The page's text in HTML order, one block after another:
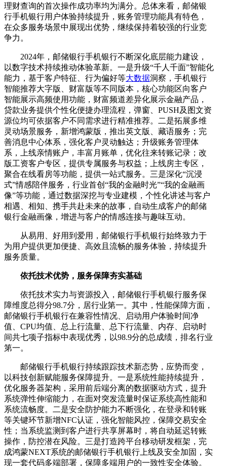
理财查询的首次操作成功率均为满分。总体来看，邮储银
行手机银行用户体验持续提升，账务管理功能具有特色，
在众多服务场景中展现出优势，继续保持着较强的行业竞
争力。
2024年，邮储银行手机银行不断深化底层能力建设，
以数字技术持续推动体验革新。一是升级“千人千面”智能化
能力，基于客户特征、行为偏好等大数据洞察，手机银行
智能推荐大字版、财富版等不同版本，核心功能区向客户
智能展示高频使用功能，财富频道差异化展示金融产品，
贷款业务提供个性化便捷办理流程，弹窗、PUSH及图文资
源位均可依据客户不同需求进行精准推荐。二是拓展多维
灵动场景服务，新增鸿蒙版，推出英文版、藏语服务；完
善消息中心体系，强化客户灵动触达；升级账务管理体
系，上线亲情账户，丰富月账单，优化往来转账记录；改
版工资客户专区，提供专属服务与权益；上线房主专区，
聚合在线看房等功能，提供一站式服务。三是深化“沉浸
式”情感陪伴服务，行业首创“我的金融时光”“我的金融画
像”等功能，通过数据深挖与专业建模，个性化讲述与客户
相遇、相知、携手共赴未来的故事，自动生成客户的邮储
银行金融画像，增进与客户的情感连接与趣味互动。
从易用、好用到爱用，邮储银行手机银行始终致力于
为用户提供更加便捷、高效且流畅的服务体验，持续提升
服务质量。
依托技术优势，服务保障夯实基础
依托技术实力与资源投入，邮储银行手机银行服务保
障维度总得分98.7分，居行业第一。其中，性能保障方面，
邮储银行手机银行在兼容性情况、启动用户体验时间净
值、CPU均值、总上行流量、总下行流量、内存、启动时
间共七项子指标中表现优秀，以98.9分的总成绩，排名行业
第一。
邮储银行手机银行持续跟踪技术新态势，应势而变，
以科技创新赋能服务保障提升。一是系统性能持续提升，
优化服务器架构，采用前后端分离的数据驱动方式，提升
系统弹性伸缩能力，在面对突发流量时保证系统高性能和
系统流畅度。二是安全防护能力不断强化，在登录和转账
等关键环节新增NFC认证，强化智能风控，保障交易安全
性；当系统监测到客户进行共享屏幕时，将自动延迟转账
操作，防控潜在风险。三是打造跨平台移动研发框架，完
成鸿蒙NEXT系统的邮储银行手机银行上线及安全加固，实
现一套代码多端部署，保障多端用户的一致性安全体验。